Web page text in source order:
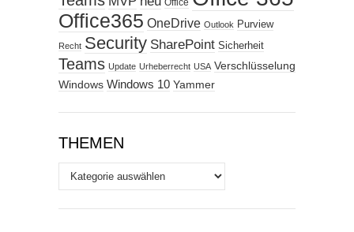
Office
Office365 OneDrive Outlook Purview
Recht Security SharePoint Sicherheit
Teams Update Urheberrecht USA Verschlüsselung
Windows Windows 10 Yammer
THEMEN
Themen